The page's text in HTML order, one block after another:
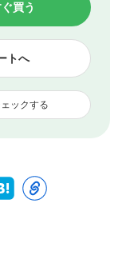
トへ
買う
ックする